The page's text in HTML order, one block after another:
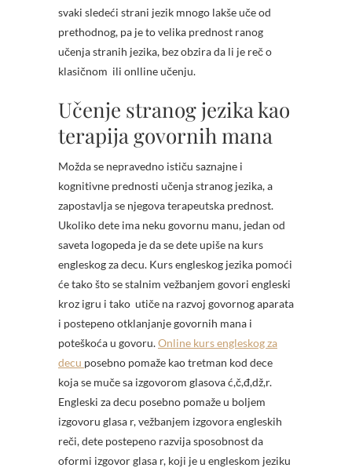
svaki sledeći strani jezik mnogo lakše uče od
prethodnog, pa je to velika prednost ranog
učenja stranih jezika, bez obzira da li je reč o
klasičnom ili onlline učenju.
Učenje stranog jezika kao
terapija govornih mana
Možda se nepravedno ističu saznajne i
kognitivne prednosti učenja stranog jezika, a
zapostavlja se njegova terapeutska prednost.
Ukoliko dete ima neku govornu manu, jedan od
saveta logopeda je da se dete upiše na kurs
engleskog za decu. Kurs engleskog jezika pomoći
će tako što se stalnim vežbanjem govori engleski
kroz igru i tako utiče na razvoj govornog aparata
i postepeno otklanjanje govornih mana i
poteškoća u govoru.Online kurs engleskog za
decu posebno pomaže kao tretman kod dece
koja se muče sa izgovorom glasova ć,č,đ,dž,r.
Engleski za decu posebno pomaže u boljem
izgovoru glasa r, vežbanjem izgovora engleskih
reči, dete postepeno razvija sposobnost da
oformi izgovor glasa r, koji je u engleskom jeziku